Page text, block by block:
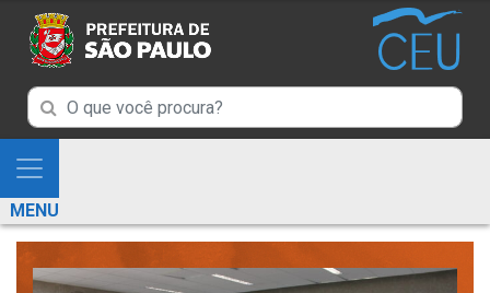
novo
sítio)
um
novo
Campo
de
Busca
de
informações
Campo
de
de
informações
Mostra
e
Esconde
Menu
MENU